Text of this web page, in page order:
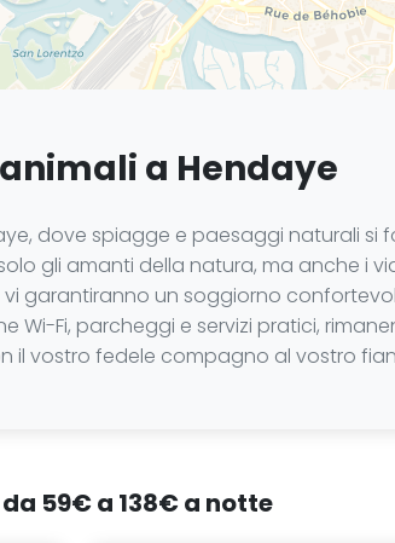
a Hendaye
dove spiagge e paesaggi naturali
gli amanti della natura, ma anche i
garantiranno un soggiorno
Wi-Fi, parcheggi e servizi pratici,
il vostro fedele compagno al vostro
59€ a 138€ a notte